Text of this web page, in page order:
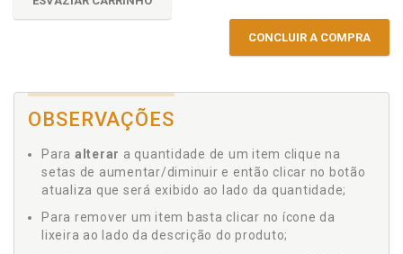
CONCLUIR A COMPRA
OBSERVAÇÕES
Para alterar a quantidade de um item clique na
setas de aumentar/diminuir e então clicar no botão
atualiza que será exibido ao lado da quantidade;
Para remover um item basta clicar no ícone da
lixeira ao lado da descrição do produto;